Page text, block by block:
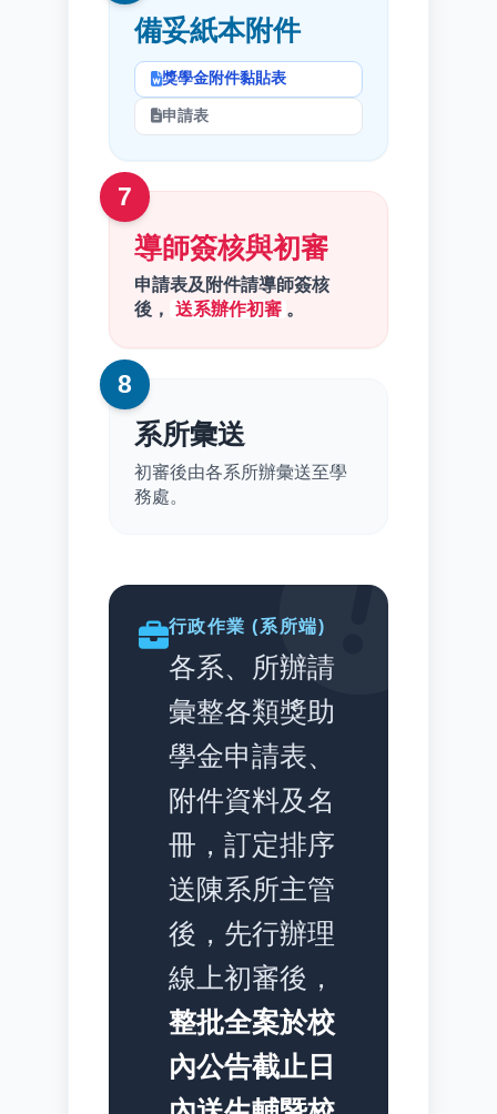
備妥紙本附件
獎學金附件黏貼表
申請表
7
導師簽核與初審
申請表及附件請導師簽核
後，
送系辦作初審 。
8
系所彙送
初審後由各系所辦彙送至學
務處。
行政作業 (系所端)
各系、所辦請
彙整各類獎助
學金申請表、
附件資料及名
冊，訂定排序
送陳系所主管
後，先行辦理
線上初審後，
整批全案於校
內公告截止日